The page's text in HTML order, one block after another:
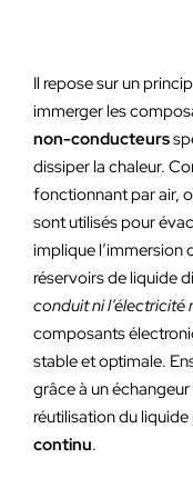
Il repose sur un
immerger les
non-conducteurs
dissiper la chaleur.
fonctionnant par air,
sont utilisés pour
implique l’immersion
réservoirs de liquide
conduit ni l’électricité
composants
stable et optimale.
grâce à un
réutilisation du
continu.